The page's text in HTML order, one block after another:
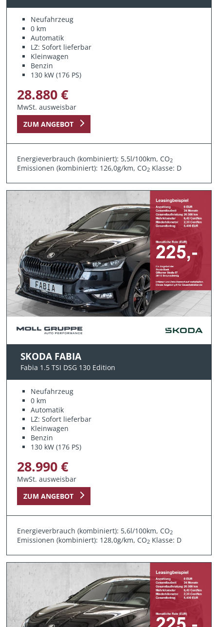
Neufahrzeug
0 km
Automatik
LZ: Sofort lieferbar
Kleinwagen
Benzin
130 kW (176 PS)
28.880 €
MwSt. ausweisbar
ZUM ANGEBOT
Energieverbrauch (kombiniert): 5,5l/100km, CO2
Emissionen (kombiniert): 126,0g/km, CO2 Klasse: D
SKODA FABIA
Fabia 1.5 TSI DSG 130 Edition
Neufahrzeug
0 km
Automatik
LZ: Sofort lieferbar
Kleinwagen
Benzin
130 kW (176 PS)
28.990 €
MwSt. ausweisbar
ZUM ANGEBOT
Energieverbrauch (kombiniert): 5,6l/100km, CO2
Emissionen (kombiniert): 128,0g/km, CO2 Klasse: D